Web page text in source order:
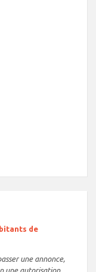
de
une annonce,
une autorisation